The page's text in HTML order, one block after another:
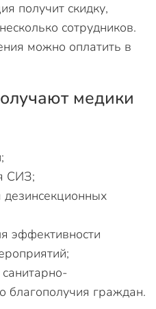
получит скидку,
сотрудников.
можно оплатить в
медики
СИЗ;
эффективности
благополучия граждан.